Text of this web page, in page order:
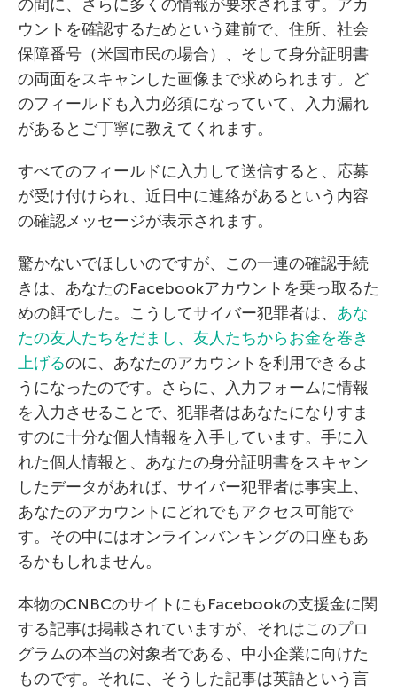
の間に、さらに多くの情報が要求されます。アカ
ウントを確認するためという建前で、住所、社会
保障番号（米国市民の場合）、そして身分証明書
の両面をスキャンした画像まで求められます。ど
のフィールドも入力必須になっていて、入力漏れ
があるとご丁寧に教えてくれます。
すべてのフィールドに入力して送信すると、応募
が受け付けられ、近日中に連絡があるという内容
の確認メッセージが表示されます。
驚かないでほしいのですが、この一連の確認手続
きは、あなたのFacebookアカウントを乗っ取るた
めの餌でした。こうしてサイバー犯罪者は、 あな
たの友人たちをだまし、友人たちからお金を巻き
上げるのに、あなたのアカウントを利用できるよ
うになったのです。さらに、入力フォームに情報
を入力させることで、犯罪者はあなたになりすま
すのに十分な個人情報を入手しています。手に入
れた個人情報と、あなたの身分証明書をスキャン
したデータがあれば、サイバー犯罪者は事実上、
あなたのアカウントにどれでもアクセス可能で
す。その中にはオンラインバンキングの口座もあ
るかもしれません。
本物のCNBCのサイトにもFacebookの支援金に関
する記事は掲載されていますが、それはこのプロ
グラムの本当の対象者である、中小企業に向けた
ものです。それに、そうした記事は英語という言